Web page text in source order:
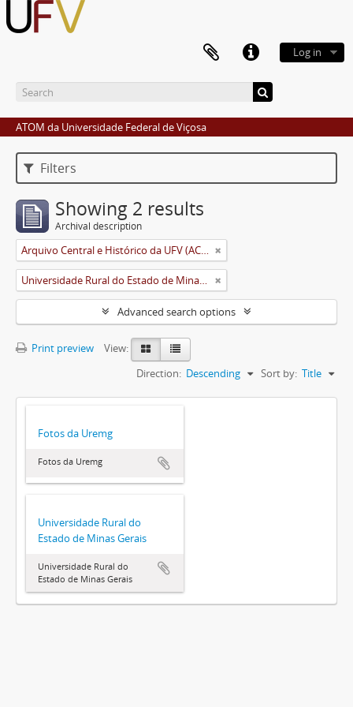
Log in
ATOM da Universidade Federal de Viçosa
Filters
Showing 2 results
Archival description
Arquivo Central e Histórico da UFV (ACH-UFV)
Universidade Rural do Estado de Minas Gerais (Uremg)
Advanced search options
Print preview
View:
Sort by: Title
Direction: Descending
Fotos da Uremg
Fotos da Uremg
Universidade Rural do
Estado de Minas Gerais
Universidade Rural do
Estado de Minas Gerais